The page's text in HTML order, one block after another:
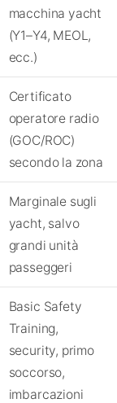
macchina yacht
(Y1–Y4, MEOL,
ecc.)
Certificato
operatore radio
(GOC/ROC)
secondo la zona
Marginale sugli
yacht, salvo
grandi unità
passeggeri
Basic Safety
Training,
security, primo
soccorso,
imbarcazioni